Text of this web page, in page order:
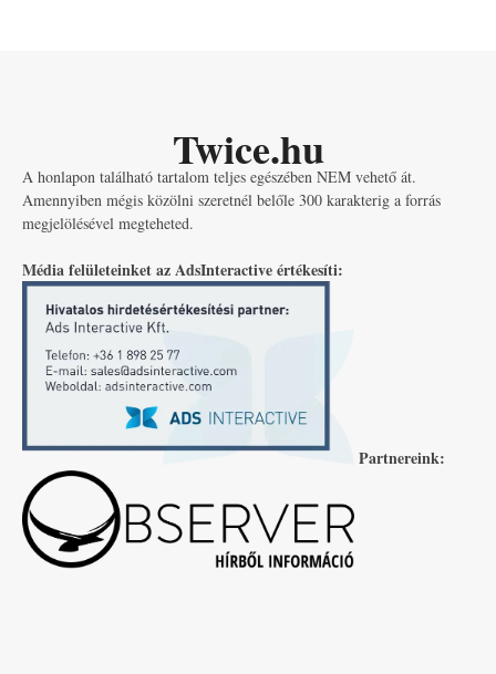
Twice.hu
A honlapon található tartalom teljes egészében NEM vehető át.
Amennyiben mégis közölni szeretnél belőle 300 karakterig a forrás
megjelölésével megteheted.
Média felületeinket az AdsInteractive értékesíti:
Partnereink: